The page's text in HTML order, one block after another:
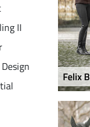
II
Felix